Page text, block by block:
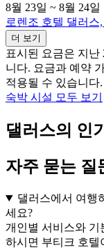
8월 23일 ~ 8월 24일
로렌조 호텔 댈러
더 보기
표시된 요금은 지난
니다. 요금과 예약
적용될 수 있습니다.
숙박 시설 모두 보기
댈러스의 인
자주 묻는 질
댈러스에서 여행
세요?
개인별 서비스와 기
하시면 부티크 호텔